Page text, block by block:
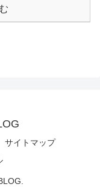
サイトマップ